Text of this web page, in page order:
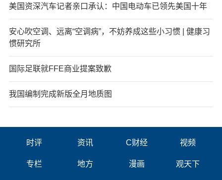
美国资深汽车记者亲口承认：中国电动车已领先美国十年
安心吹空调、远离“空调病”，不妨养成这些小习惯 | 健康习
惯研究所
国际足联就FFE商业提案致歉
我国编制完成新版全月地质图
时评 资讯 C财经 视频
专栏 地方 漫画 观天下